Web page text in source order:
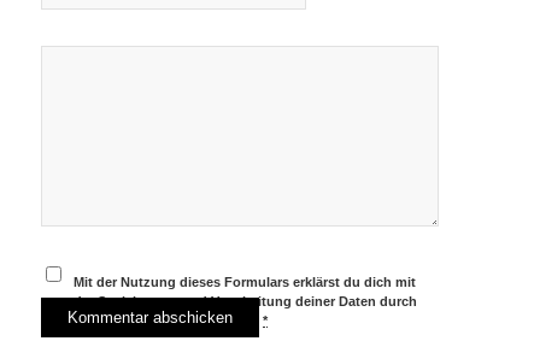
Mit der Nutzung dieses Formulars erklärst du dich mit
der Speicherung und Verarbeitung deiner Daten durch
diese Website einverstanden.*